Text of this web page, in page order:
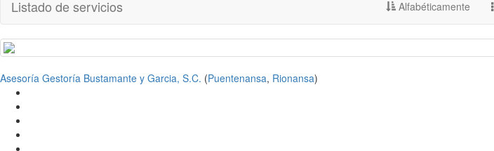
Listado de servicios Alfabéticamente
Asesoría Gestoría Bustamante y Garcia, S.C. (Puentenansa, Rionansa)